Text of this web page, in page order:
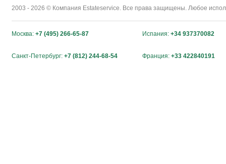
2003 - 2026 © Компания Estateservice. Все права защищены. Любое
Москва: +7 (495) 266-65-87 Испания: +34 937370082
Санкт-Петербург: +7 (812) 244-68-54 Франция: +33 422840191